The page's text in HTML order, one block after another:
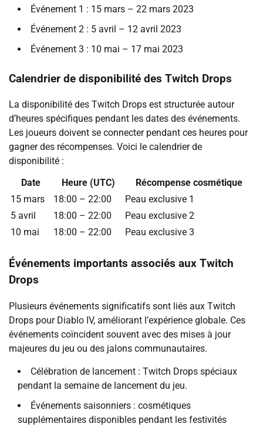
Événement 1 : 15 mars – 22 mars 2023
Événement 2 : 5 avril – 12 avril 2023
Événement 3 : 10 mai – 17 mai 2023
Calendrier de disponibilité des Twitch Drops
La disponibilité des Twitch Drops est structurée autour
d’heures spécifiques pendant les dates des événements.
Les joueurs doivent se connecter pendant ces heures pour
gagner des récompenses. Voici le calendrier de
disponibilité :
Date
Heure (UTC)
Récompense cosmétique
15 mars
18:00 – 22:00
Peau exclusive 1
5 avril
18:00 – 22:00
Peau exclusive 2
10 mai
18:00 – 22:00 Peau exclusive 3
Événements importants associés aux Twitch
Drops
Plusieurs événements significatifs sont liés aux Twitch
Drops pour Diablo IV, améliorant l’expérience globale. Ces
événements coïncident souvent avec des mises à jour
majeures du jeu ou des jalons communautaires.
Célébration de lancement : Twitch Drops spéciaux
pendant la semaine de lancement du jeu.
Événements saisonniers : cosmétiques
supplémentaires disponibles pendant les festivités